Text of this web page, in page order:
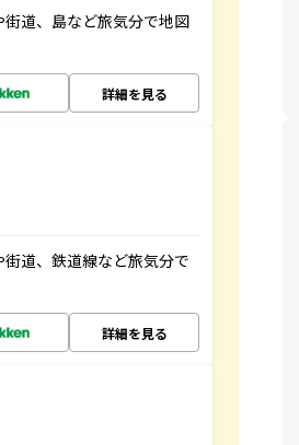
道、島など旅気分で地図
詳細を見る
道、鉄道線など旅気分で
詳細を見る